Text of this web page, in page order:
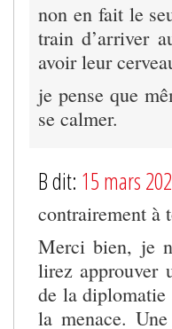
non en fait le
train d’arriver
avoir leur
je pense que
se calmer.
B dit: 15 mars
contrairement à
Merci bien, je
lirez approuver
de la diplomatie
la menace.